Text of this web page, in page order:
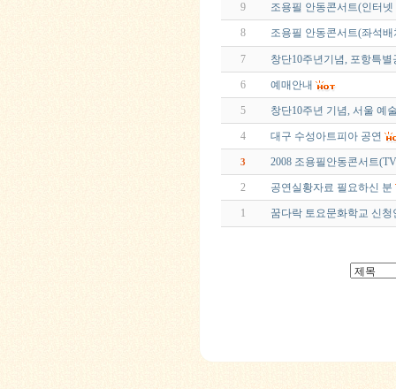
9 조용필 안동콘서트(인터넷
8 조용필 안동콘서트(좌석배
7 창단10주년기념, 포항특별
6 예매안내
5 창단10주년 기념, 서울 예
4 대구 수성아트피아 공연
3 2008 조용필안동콘서트
2 공연실황자료 필요하신 분
1 꿈다락 토요문화학교 신청